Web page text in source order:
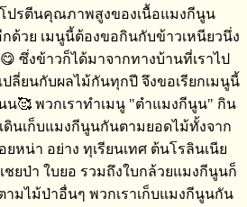
ปรตีน​คุณภาพสูงของเนื้อแมงกีนูน​
กด้วย​ เมนูนี้ต้องขอกินกับข้าวเหนียว​นึ่ง
ซึ่งข้าวก็ได้มาจากทางบ้านที่เราไป
ปลี่ย​นกับ​ผลไม้กันทุกปี​ จึงขอเรียกเมนูนี้
น🥰 พวกเราทำเมนู​ "ตำแมงกีนูน" กิน
นเก็บแมงกีนูนกันตามยอดไม้ทั้งจาก
หน่า​ อย่าง​ ทุเรียนเทศ​ ต้นโรลิ​นเนีย​
ยป่า ใบยอ​ รวมถึงใบกล้วย​แมงกีนูนก็
มไม้ป่าอื่นๆ​ พวกเราเก็บแมงกีนูนกัน